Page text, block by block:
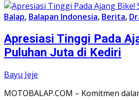
Balap, Balapan Indonesia, Berita,
Apresiasi Tinggi Pada
Puluhan Juta di Kediri
Bayu Jeje
MOTOBALAP.COM – Komitmen